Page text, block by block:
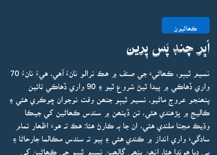
ڪھاڻيون
اُڀر چنڊ پَس پِرين
نسيم ٿيٻو، ڪھاڻيءَ جي صنف ۾ هڪ نرالو نانءُ آهي. هيءُ نانءُ 70
واري ڏهاڪي ۾ پيدا ٿيڻ شروع ٿيو ۽ 90 واري ڏهاڪي تائين
پنھنجو عروج ماڻيو. نسيم ٿيٻو جنھن وقت نوجوان ڇوڪري هئي ۽
ڪاليج ۾ پڙهندي هئي، تن ڏينھن ۾ سندس ڪھاڻين کي جيڪا
وڌيڪ مڃتا ملندي هئي، ان جا ٻہ ڪارڻ هئا: هڪ تہ هوءَ اظھار تمام
سادگيءَ واري انداز ۾ ڪندي هئي ۽ ٻيو تہ سندس مڪالما جارحاڻا ۽
بي ڊپا هوندا هئا. انھن ٻنھي ڳالھين نسيم ٿيٻو جي ڪھاڻين کي